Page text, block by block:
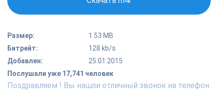
Размер:
1.53 MB
Битрейт:
128 kb/s
Добавлен:
25.01.2015
Послушали уже 17,741 человек
Поздравляем ! Вы нашли отличный звонок на телефон.